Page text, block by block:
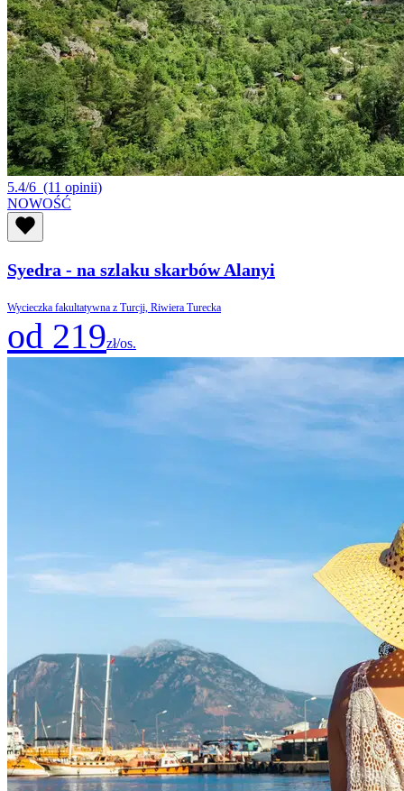
5.4/6 (11 opinii)
NOWOŚĆ
Syedra - na szlaku skarbów Alanyi
Wycieczka fakultatywna z Turcji, Riwiera Turecka
od 219zł/os.